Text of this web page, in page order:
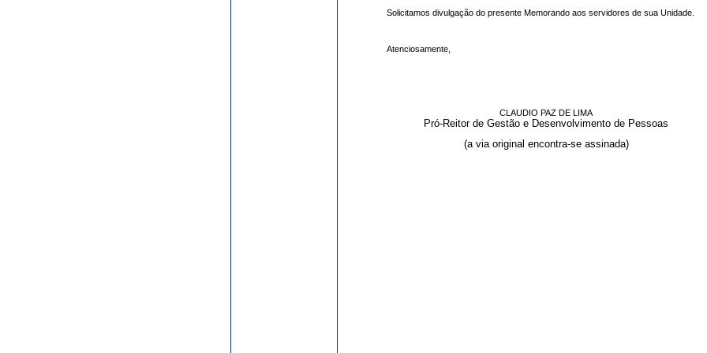
Solicitamos divulgação do presente Memorando aos servidores de sua Unidade.
Atenciosamente,
CLAUDIO PAZ DE LIMA
Pró-Reitor de Gestão e Desenvolvimento de Pessoas
(a via original encontra-se assinada)